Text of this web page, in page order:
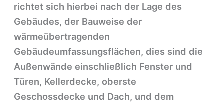
richtet sich hierbei nach der Lage des
Gebäudes, der Bauweise der
wärmeübertragenden
Gebäudeumfassungsflächen, dies sind die
Außenwände einschließlich Fenster und
Türen, Kellerdecke, oberste
Geschossdecke und Dach, und dem